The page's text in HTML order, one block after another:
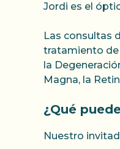
Jordi es el
Las consultas
tratamiento de
la
Magna, la
¿Qué
Nuestro